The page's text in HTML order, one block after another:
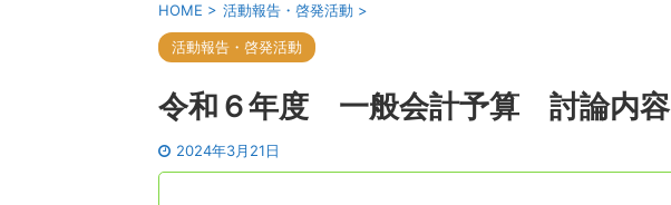
HOME > 活動報告・啓発活動 >
活動報告・啓発活動
令和６年度 一般会計予算 討論内容
2024年3月21日